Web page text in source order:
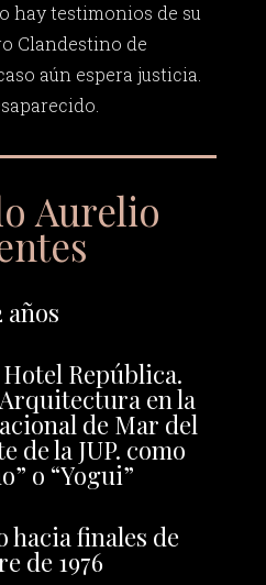
hay testimonios de su
Clandestino de
aún espera justicia.
Aurelio
años
República.
en la
de Mar del
de la JUP. como
o “Yogui”
hacia finales de
de 1976